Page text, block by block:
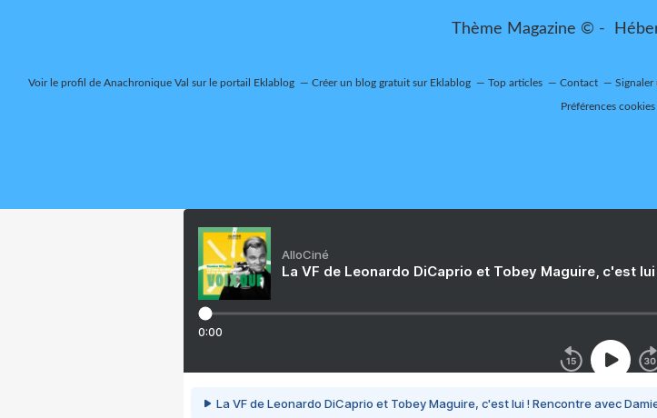
Thème Magazine © -
Voir le profil de Anachronique Val sur le portail Eklablog Créer un blog gratuit sur Eklablog Top articles Contact Signaler
Préférences cookies
AlloCiné
La VF de Leonardo DiCaprio et Tobey Maguire, c'est
0:00
La VF de Leonardo DiCaprio et Tobey Maguire, c'est lui ! Rencontre avec